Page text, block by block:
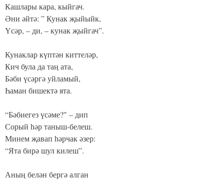
Кашлары кара, кыйгач.
Әни әйтә: ” Кунак җыйыйк,
Үсәр, – ди, – кунак җыйгач”.
Кунаклар күптән киттеләр,
Кич була да таң ата,
Бәби үсәргә уйламый,
Һаман бишектә ята.
“Бәбиегез үсәме?" – дип
Сорый һәр таныш-белеш.
Минем җавап һәрчак әзер:
“Ята бирә шул килеш”.
Аның белән бергә алган